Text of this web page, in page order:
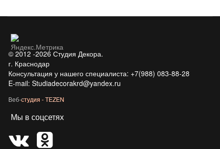
© 2012 -2026 Студия Декора.
г. Краснодар
Консультация у нашего специалиста: +7(988) 083-88-28
E-mail: Studiadecorakrd@yandex.ru
Веб-студия - TEZEN
Мы в соцсетях